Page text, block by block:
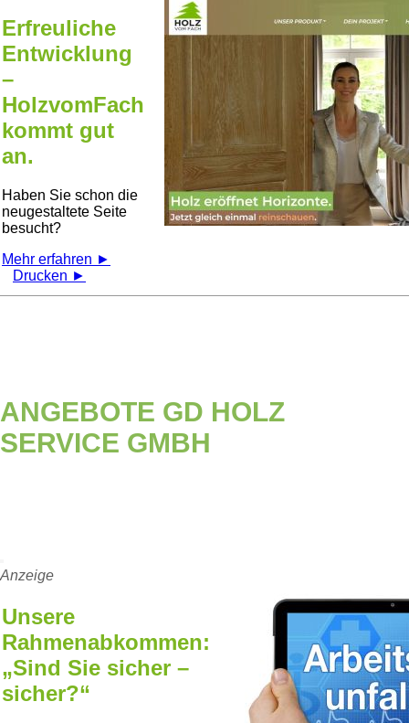
Erfreuliche
Entwicklung
–
HolzvomFach
kommt gut
an.
Haben Sie schon die
neugestaltete Seite
besucht?
Mehr erfahren ►
Drucken ►
ANGEBOTE GD HOLZ
SERVICE GMBH
Anzeige
Unsere
Rahmenabkommen:
„Sind Sie sicher –
sicher?“